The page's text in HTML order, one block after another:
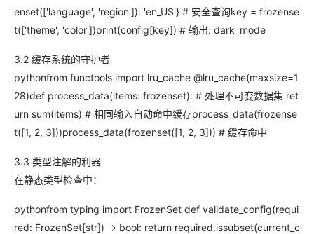
enset(['language', 'region']): 'en_US'} # 安全查询key = frozense
t(['theme', 'color'])print(config[key]) # 输出: dark_mode
3.2 缓存系统的守护者
pythonfrom functools import lru_cache @lru_cache(maxsize=1
28)def process_data(items: frozenset): # 处理不可变数据集 ret
urn sum(items) # 相同输入自动命中缓存process_data(frozense
t([1, 2, 3]))process_data(frozenset([1, 2, 3])) # 缓存命中
3.3 类型注解的利器
在静态类型检查中：
pythonfrom typing import FrozenSet def validate_config(requi
red: FrozenSet[str]) -> bool: return required.issubset(current_c